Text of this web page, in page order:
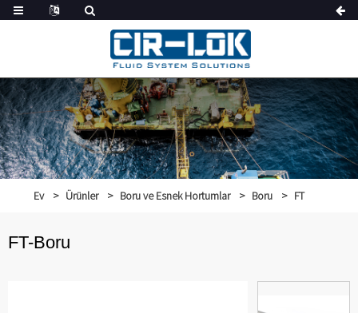
Ev Ürünler Boru ve Esnek Hortumlar Boru FT
FT-Boru